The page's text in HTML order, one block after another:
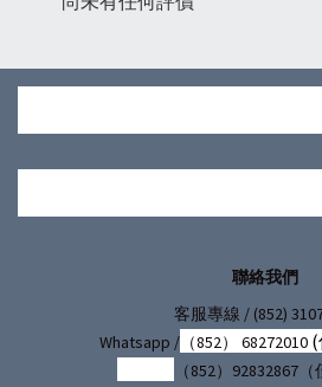
聯絡我們
客服專線 / (852)
Whatsapp /（852） 68272010 (
（852）92832867（